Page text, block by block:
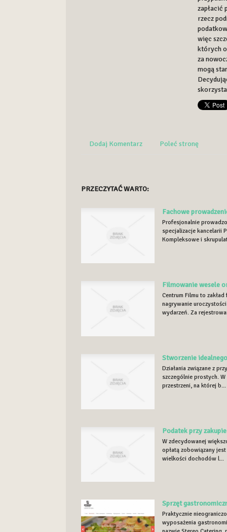
zapłacić
rzecz
więc
których
za
mogą
Dodaj Komentarz Poleć stronę
PRZECZYTAĆ WARTO:
Fachowe
Profesjonalnie
specjalizacje kancelarii
Kompleksowe i
Filmowanie wesele
Centrum Filmu to
nagrywanie
wydarzeń. Za
Stworzenie
Działania związane z
szczególnie prostych.
przestrzeni, na której b...
Podatek przy
W zdecydowanej
opłatą zobowiązany
wielkości dochodów l...
Sprzęt
Praktycznie
wyposażenia